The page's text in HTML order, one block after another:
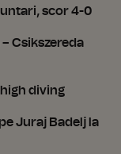
scor 4-0
Csikszereda
diving
Juraj Badelj la